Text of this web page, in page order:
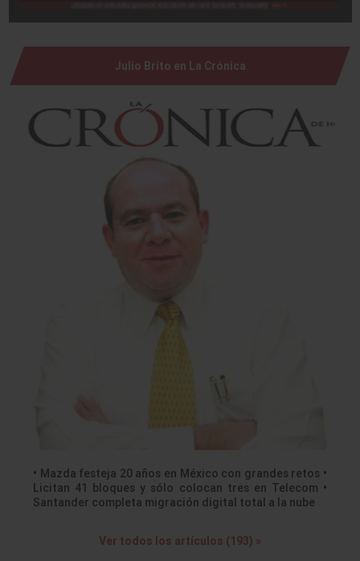
Julio Brito en La Crónica
• Mazda festeja 20 años en México con grandes retos •
Licitan 41 bloques y sólo colocan tres en Telecom •
Santander completa migración digital total a la nube
Ver todos los artículos (193) »